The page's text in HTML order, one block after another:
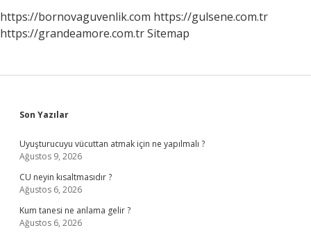
https://bornovaguvenlik.com https://gulsene.com.tr
https://grandeamore.com.trSitemap
Sidebar
Son Yazılar
Uyuşturucuyu vücuttan atmak için ne yapılmalı ?
Ağustos 9, 2026
CU neyin kısaltmasıdır ?
Ağustos 6, 2026
Kum tanesi ne anlama gelir ?
Ağustos 6, 2026